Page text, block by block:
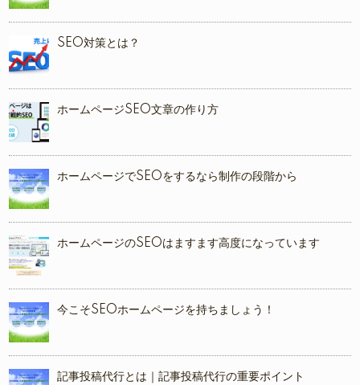
SEO対策とは？
ホームページSEO文章の作り方
ホームページでSEOをするなら制作の段階から
ホームページのSEOはますます高度になっています
今こそSEOホームページを持ちましょう！
記事投稿代行とは｜記事投稿代行の重要ポイント